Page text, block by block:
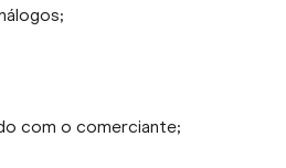
com o comerciante;